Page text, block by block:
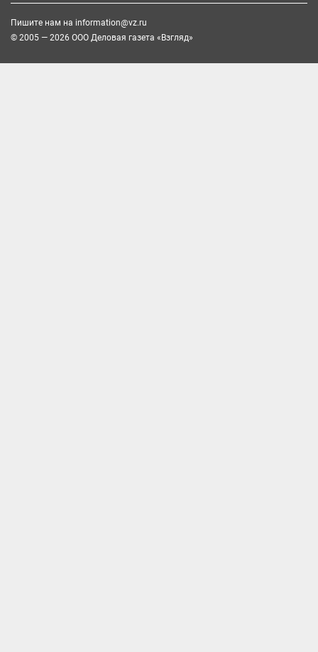
Пишите нам на information@vz.ru
© 2005 — 2026 ООО Деловая газета «Взгляд»